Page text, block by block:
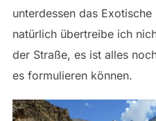
unterdessen das
natürlich übertreibe ich
der Straße, es ist alles
es formulieren können.